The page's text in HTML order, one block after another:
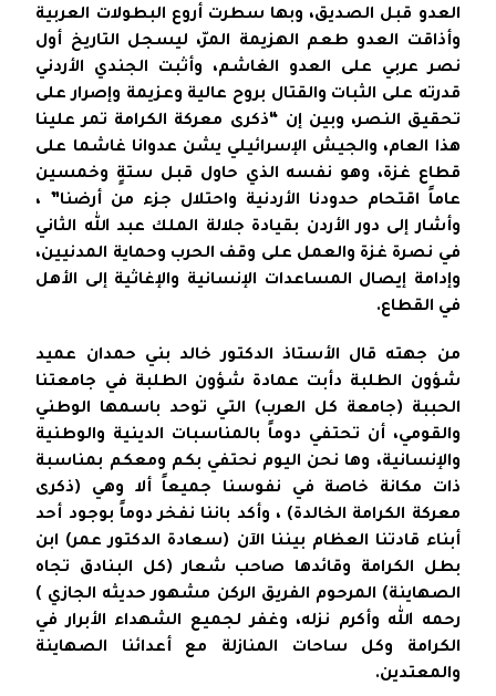
العدو قبل الصديق، وبها سطرت أروع البطولات العربية
وأذاقت العدو طعم الهزيمة المرّ، ليسجل التاريخ أول
نصر عربي على العدو الغاشم، وأثبت الجندي الأردني
قدرته على الثبات والقتال بروح عالية وعزيمة وإصرار على
تحقيق النصر، وبين إن “ذكرى معركة الكرامة تمر علينا
هذا العام، والجيش الإسرائيلي يشن عدوانا غاشما على
قطاع غزة، وهو نفسه الذي حاول قبل ستةٍ وخمسين
عاماً اقتحام حدودنا الأردنية واحتلال جزء من أرضنا” ،
وأشار إلى دور الأردن بقيادة جلالة الملك عبد الله الثاني
في نصرة غزة والعمل على وقف الحرب وحماية المدنيين،
وإدامة إيصال المساعدات الإنسانية والإغاثية إلى الأهل
في القطاع.
من جهته قال الأستاذ الدكتور خالد بني حمدان عميد
شؤون الطلبة دأبت عمادة شؤون الطلبة في جامعتنا
الحببة (جامعة كل العرب) التي توحد باسمها الوطني
والقومي، أن تحتفي دوماً بالمناسبات الدينية والوطنية
والإنسانية، وها نحن اليوم نحتفي بكم ومعكم بمناسبة
ذات مكانة خاصة في نفوسنا جميعاً ألا وهي (ذكرى
معركة الكرامة الخالدة) ، وأكد باننا نفخر دوماً بوجود أحد
أبناء قادتنا العظام بيننا الآن (سعادة الدكتور عمر) ابن
بطل الكرامة وقائدها صاحب شعار (كل البنادق تجاه
الصهاينة) المرحوم الفريق الركن مشهور حديثه الجازي )
رحمه الله وأكرم نزله، وغفر لجميع الشهداء الأبرار في
الكرامة وكل ساحات المنازلة مع أعدائنا الصهاينة
والمعتدين.